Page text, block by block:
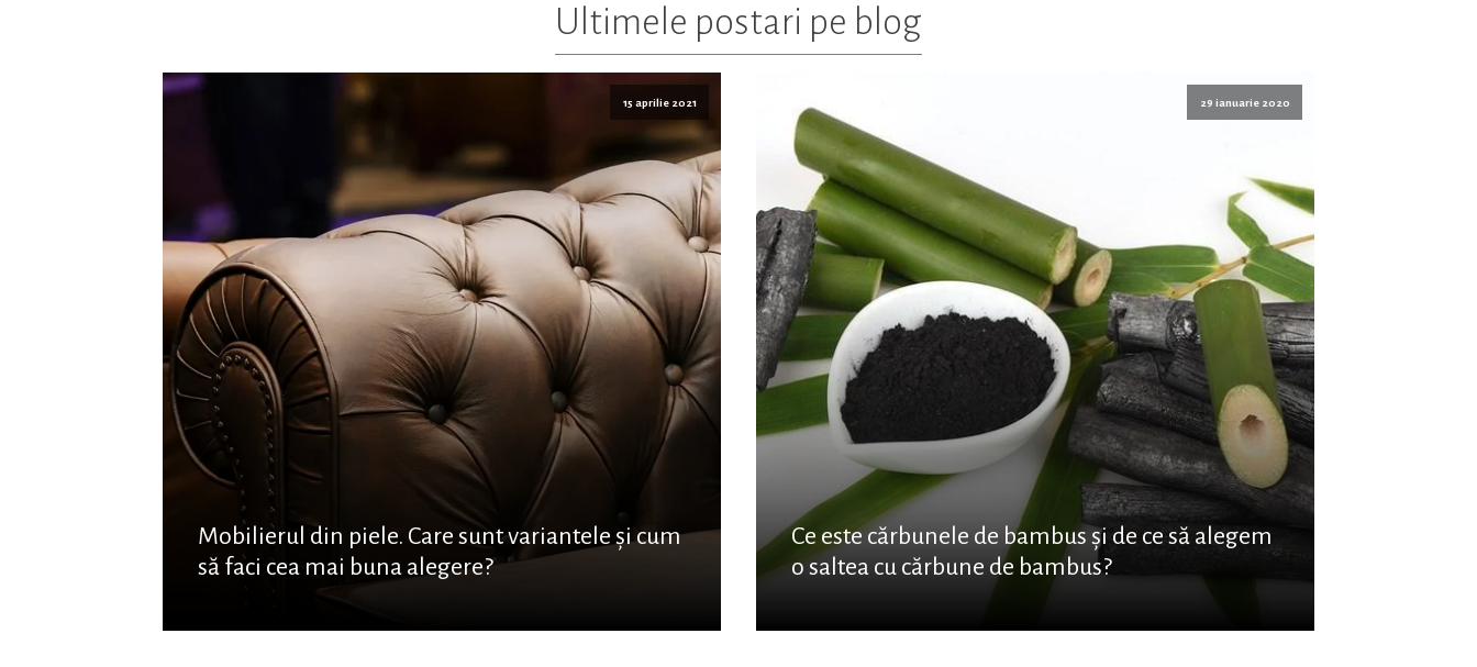
Ultimele postari pe blog
15 aprilie 2021
Mobilierul din piele. Care sunt variantele și cum
să faci cea mai buna alegere?
29 ianuarie 2020
Ce este cărbunele de bambus și de ce să alegem
o saltea cu cărbune de bambus?